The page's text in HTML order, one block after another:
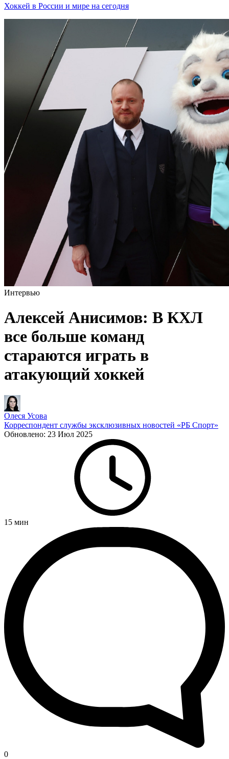
Хоккей в России и мире на сегодня
Интервью
Алексей Анисимов: В КХЛ
все больше команд
стараются играть в
атакующий хоккей
Олеся Усова
Корреспондент службы эксклюзивных новостей «РБ Спорт»
Обновлено: 23 Июл 2025
15 мин
0